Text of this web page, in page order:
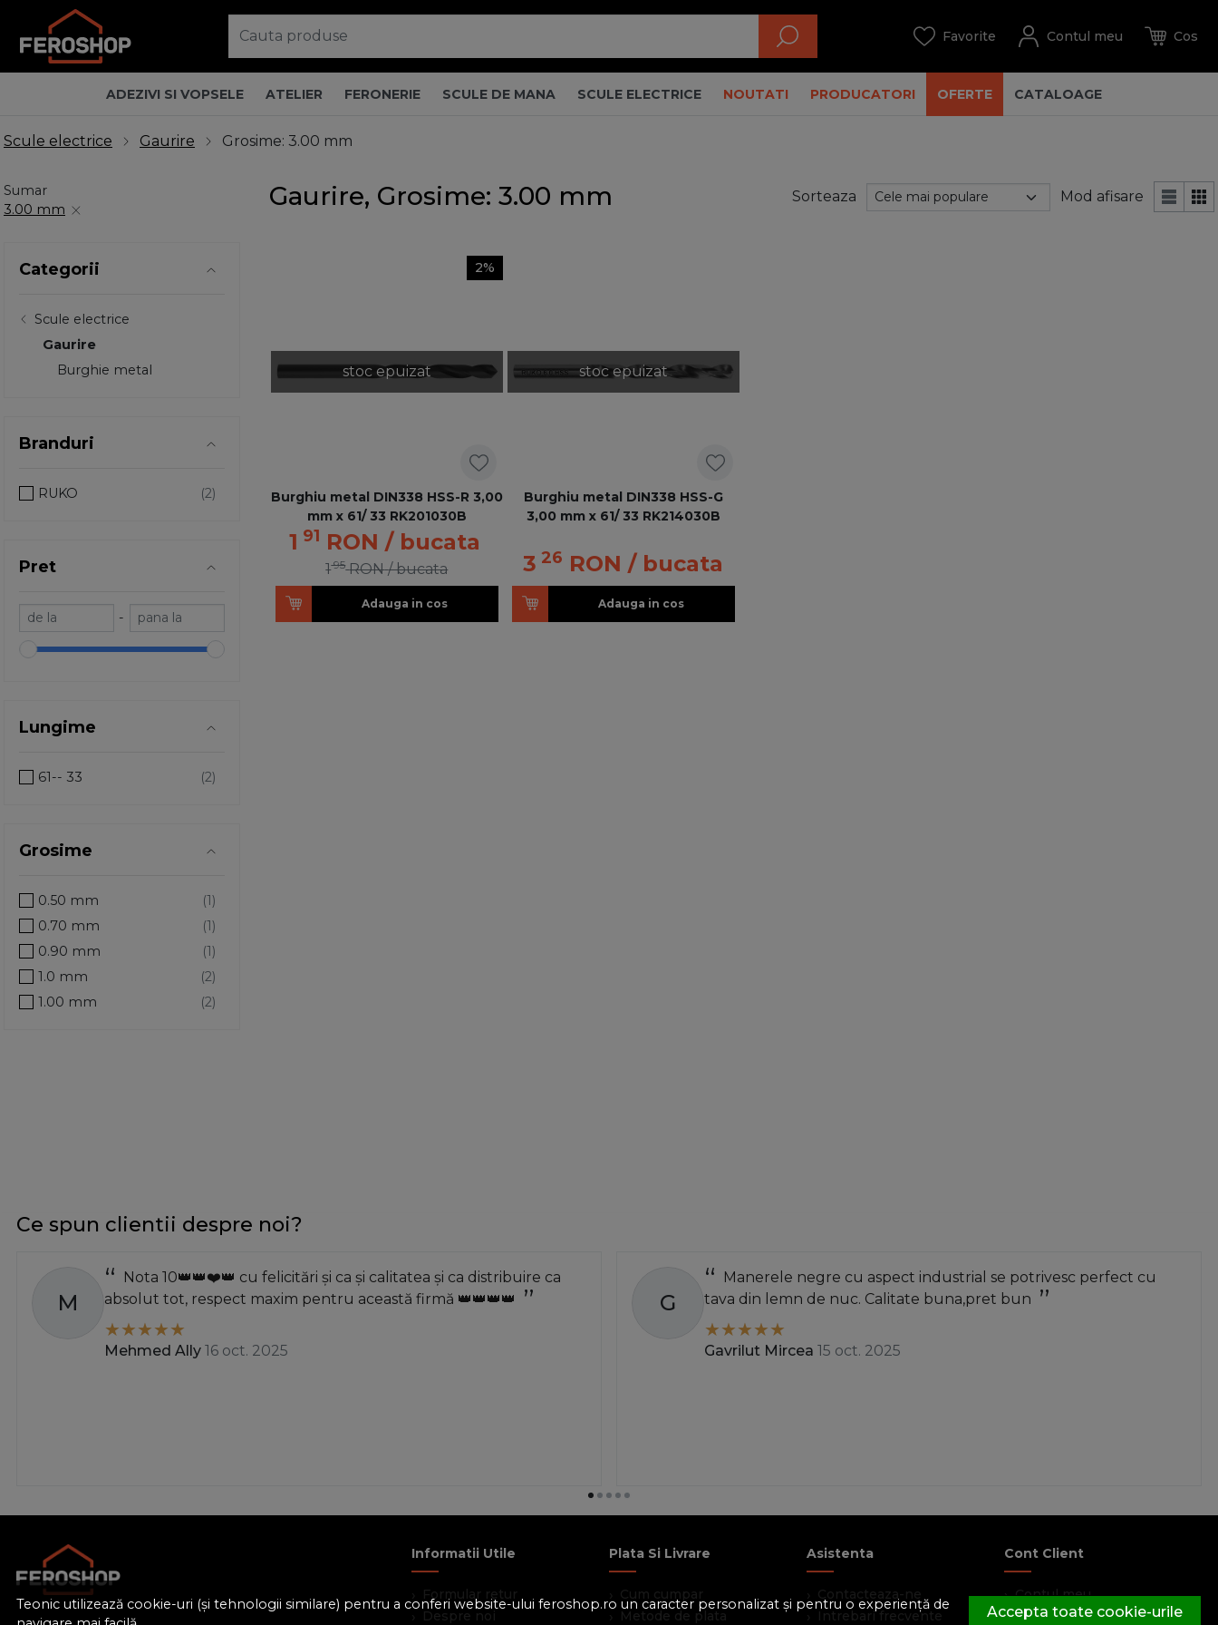
ADEZIVI SI VOPSELE ATELIER FERONERIE SCULE DE MANA SCULE ELECTRICE NOUTATI PRODUCATORI OFERTE CATALOAGE
Scule electrice Gaurire Grosime: 3.00 mm
Sumar
3.00 mm
Categorii
Scule electrice
Gaurire
Burghie metal
Branduri
RUKO
Pret
-
Lungime
61-- 33
Grosime
0.50 mm
0.70 mm
0.90 mm
1.0 mm
1.00 mm
11.00 mm
111 mm
15.00 mm
16.0 mm
16.00 mm
Gaurire, Grosime: 3.00 mm Sorteaza Mod afisare
stoc epuizat
2%
Burghiu metal DIN338 HSS-R 3,00
mm x 61/ 33 RK201030B
1 91 RON / bucata
195 RON / bucata
Adauga in cos
stoc epuizat
Burghiu metal DIN338 HSS-G
3,00 mm x 61/ 33 RK214030B
3 26 RON / bucata
Adauga in cos
Teonic utilizează cookie-uri (și tehnologii similare) pentru a conferi website-ului feroshop.ro un caracter personalizat și pentru o experiență de
Accepta toate cookie-urile
Ce spun clientii despre noi?
M
Nota 10👑👑❤️👑 cu felicitări și ca și calitatea și ca distribuire ca
absolut tot, respect maxim pentru această firmă 👑👑👑👑
Mehmed Ally 16 oct. 2025
G
Manerele negre cu aspect industrial se potrivesc perfect cu
tava din lemn de nuc. Calitate buna,pret bun
Gavrilut Mircea 15 oct. 2025
Informatii Utile
Formular retur
Despre noi
Plata Si Livrare
Cum cumpar
Metode de plata
Asistenta
Contacteaza-ne
Intrebari frecvente
Cont Client
Contul meu
Inregistrare